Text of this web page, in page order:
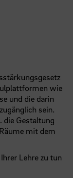
wie
und die darin
sein.
die Gestaltung
mit dem
Lehre zu tun